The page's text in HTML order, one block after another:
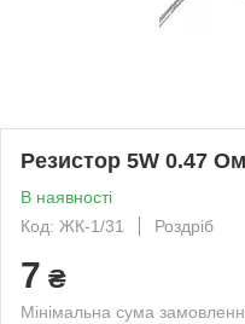
Резистор 5W 0.47 Ом
В наявності
Код: ЖК-1/31
Роздріб
7 ₴
Мінімальна сума